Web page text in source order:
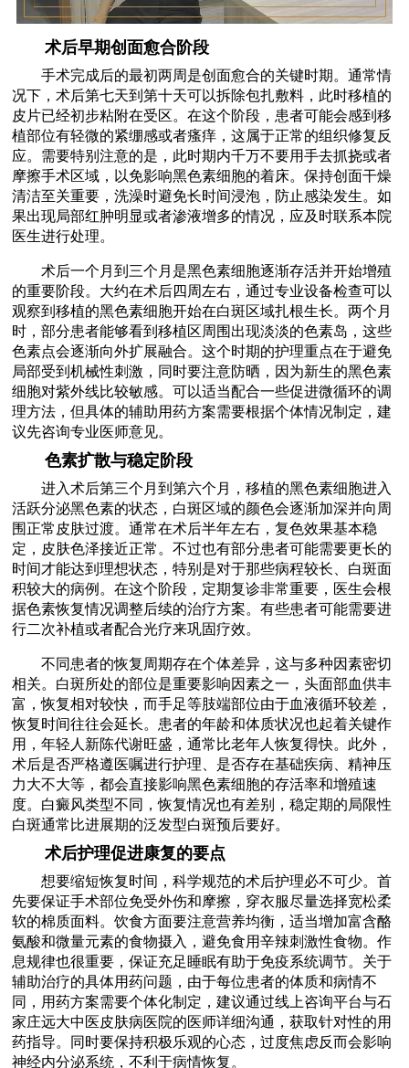
术后早期创面愈合阶段
手术完成后的最初两周是创面愈合的关键时期。通常情
况下，术后第七天到第十天可以拆除包扎敷料，此时移植的
皮片已经初步粘附在受区。在这个阶段，患者可能会感到移
植部位有轻微的紧绷感或者瘙痒，这属于正常的组织修复反
应。需要特别注意的是，此时期内千万不要用手去抓挠或者
摩擦手术区域，以免影响黑色素细胞的着床。保持创面干燥
清洁至关重要，洗澡时避免长时间浸泡，防止感染发生。如
果出现局部红肿明显或者渗液增多的情况，应及时联系本院
医生进行处理。
术后一个月到三个月是黑色素细胞逐渐存活并开始增殖
的重要阶段。大约在术后四周左右，通过专业设备检查可以
观察到移植的黑色素细胞开始在白斑区域扎根生长。两个月
时，部分患者能够看到移植区周围出现淡淡的色素岛，这些
色素点会逐渐向外扩展融合。这个时期的护理重点在于避免
局部受到机械性刺激，同时要注意防晒，因为新生的黑色素
细胞对紫外线比较敏感。可以适当配合一些促进微循环的调
理方法，但具体的辅助用药方案需要根据个体情况制定，建
议先咨询专业医师意见。
色素扩散与稳定阶段
进入术后第三个月到第六个月，移植的黑色素细胞进入
活跃分泌黑色素的状态，白斑区域的颜色会逐渐加深并向周
围正常皮肤过渡。通常在术后半年左右，复色效果基本稳
定，皮肤色泽接近正常。不过也有部分患者可能需要更长的
时间才能达到理想状态，特别是对于那些病程较长、白斑面
积较大的病例。在这个阶段，定期复诊非常重要，医生会根
据色素恢复情况调整后续的治疗方案。有些患者可能需要进
行二次补植或者配合光疗来巩固疗效。
不同患者的恢复周期存在个体差异，这与多种因素密切
相关。白斑所处的部位是重要影响因素之一，头面部血供丰
富，恢复相对较快，而手足等肢端部位由于血液循环较差，
恢复时间往往会延长。患者的年龄和体质状况也起着关键作
用，年轻人新陈代谢旺盛，通常比老年人恢复得快。此外，
术后是否严格遵医嘱进行护理、是否存在基础疾病、精神压
力大不大等，都会直接影响黑色素细胞的存活率和增殖速
度。白癜风类型不同，恢复情况也有差别，稳定期的局限性
白斑通常比进展期的泛发型白斑预后要好。
术后护理促进康复的要点
想要缩短恢复时间，科学规范的术后护理必不可少。首
先要保证手术部位免受外伤和摩擦，穿衣服尽量选择宽松柔
软的棉质面料。饮食方面要注意营养均衡，适当增加富含酪
氨酸和微量元素的食物摄入，避免食用辛辣刺激性食物。作
息规律也很重要，保证充足睡眠有助于免疫系统调节。关于
辅助治疗的具体用药问题，由于每位患者的体质和病情不
同，用药方案需要个体化制定，建议通过线上咨询平台与石
家庄远大中医皮肤病医院的医师详细沟通，获取针对性的用
药指导。同时要保持积极乐观的心态，过度焦虑反而会影响
神经内分泌系统，不利于病情恢复。